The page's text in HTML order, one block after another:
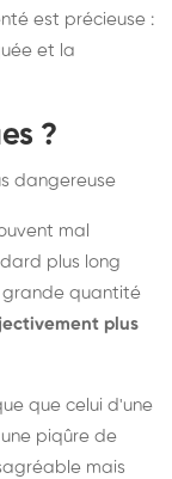
est précieuse :
et la
?
dangereuse
mal
plus long
grande quantité
plus
que celui d'une
piqûre de
mais